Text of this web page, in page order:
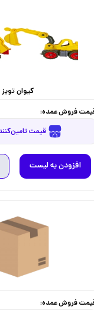
کیوان تویز
فروش عمده:
قیمت تامین‌کنندگان دیگر
افزودن به لیست
فروش عمده: